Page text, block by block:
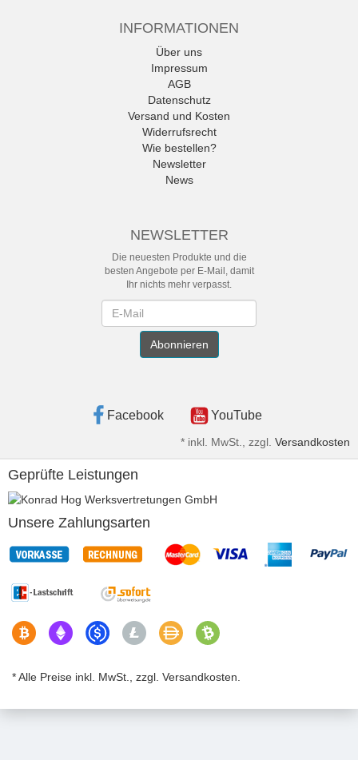
INFORMATIONEN
Über uns
Impressum
AGB
Datenschutz
Versand und Kosten
Widerrufsrecht
Wie bestellen?
Newsletter
News
NEWSLETTER
Die neuesten Produkte und die
besten Angebote per E-Mail, damit
Ihr nichts mehr verpasst.
Abonnieren
Facebook YouTube
* inkl. MwSt., zzgl. Versandkosten
Geprüfte Leistungen
Unsere Zahlungsarten
* Alle Preise inkl. MwSt., zzgl. Versandkosten.